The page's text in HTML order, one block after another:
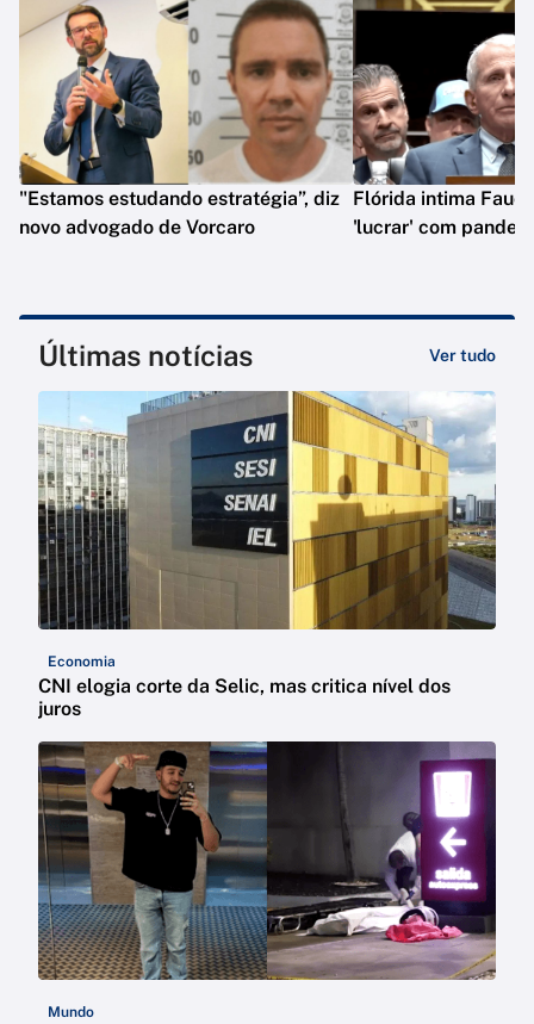
"Estamos estudando estratégia”, diz
novo advogado de Vorcaro
Flórida intima
'lucrar' com
Últimas notícias Ver tudo
Economia
CNI elogia corte da Selic, mas critica nível dos
juros
Mundo